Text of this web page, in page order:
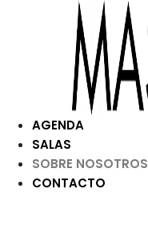
AGENDA
SALAS
SOBRE NOSOTROS
CONTACTO